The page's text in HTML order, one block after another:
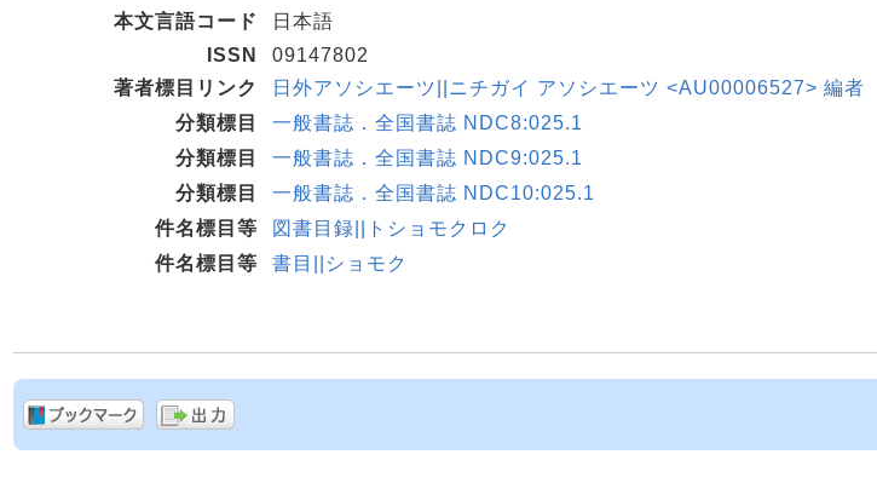
本文言語コード
日本語
ISSN
09147802
著者標目リンク
日外アソシエーツ||ニチガイ アソシエーツ <AU00006527> 編者
分類標目
一般書誌．全国書誌 NDC8:025.1
分類標目
一般書誌．全国書誌 NDC9:025.1
分類標目
一般書誌．全国書誌 NDC10:025.1
件名標目等
図書目録||トショモクロク
件名標目等
書目||ショモク